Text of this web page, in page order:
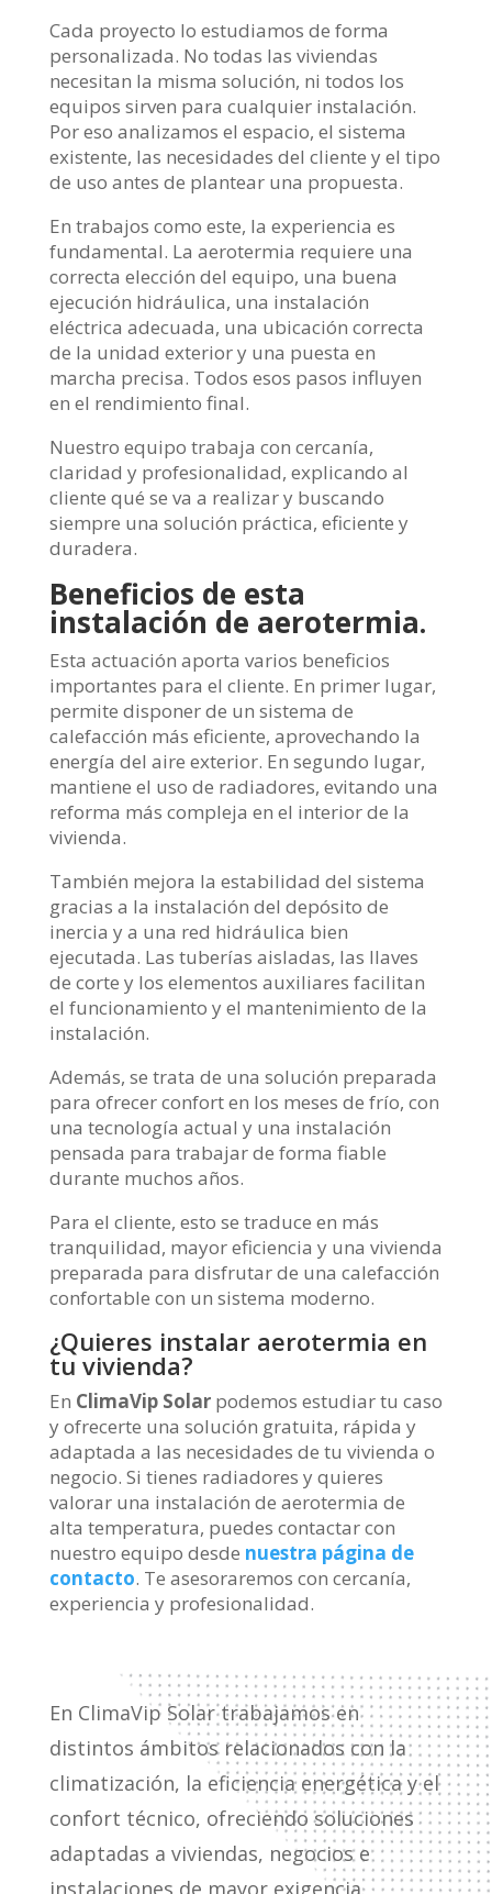
Cada proyecto lo estudiamos de forma
personalizada. No todas las viviendas
necesitan la misma solución, ni todos los
equipos sirven para cualquier instalación.
Por eso analizamos el espacio, el sistema
existente, las necesidades del cliente y el tipo
de uso antes de plantear una propuesta.
En trabajos como este, la experiencia es
fundamental. La aerotermia requiere una
correcta elección del equipo, una buena
ejecución hidráulica, una instalación
eléctrica adecuada, una ubicación correcta
de la unidad exterior y una puesta en
marcha precisa. Todos esos pasos influyen
en el rendimiento final.
Nuestro equipo trabaja con cercanía,
claridad y profesionalidad, explicando al
cliente qué se va a realizar y buscando
siempre una solución práctica, eficiente y
duradera.
Beneficios de esta
instalación de aerotermia.
Esta actuación aporta varios beneficios
importantes para el cliente. En primer lugar,
permite disponer de un sistema de
calefacción más eficiente, aprovechando la
energía del aire exterior. En segundo lugar,
mantiene el uso de radiadores, evitando una
reforma más compleja en el interior de la
vivienda.
También mejora la estabilidad del sistema
gracias a la instalación del depósito de
inercia y a una red hidráulica bien
ejecutada. Las tuberías aisladas, las llaves
de corte y los elementos auxiliares facilitan
el funcionamiento y el mantenimiento de la
instalación.
Además, se trata de una solución preparada
para ofrecer confort en los meses de frío, con
una tecnología actual y una instalación
pensada para trabajar de forma fiable
durante muchos años.
Para el cliente, esto se traduce en más
tranquilidad, mayor eficiencia y una vivienda
preparada para disfrutar de una calefacción
confortable con un sistema moderno.
¿Quieres instalar aerotermia en
tu vivienda?
En ClimaVip Solarpodemos estudiar tu caso
y ofrecerte una solución gratuita, rápida y
adaptada a las necesidades de tu vivienda o
negocio. Si tienes radiadores y quieres
valorar una instalación de aerotermia de
alta temperatura, puedes contactar con
nuestro equipo desde nuestra página de
contacto. Te asesoraremos con cercanía,
experiencia y profesionalidad.
En ClimaVip Solar trabajamos en
distintos ámbitos relacionados con la
climatización, la eficiencia energética y el
confort técnico, ofreciendo soluciones
adaptadas a viviendas, negocios e
instalaciones de mayor exigencia.